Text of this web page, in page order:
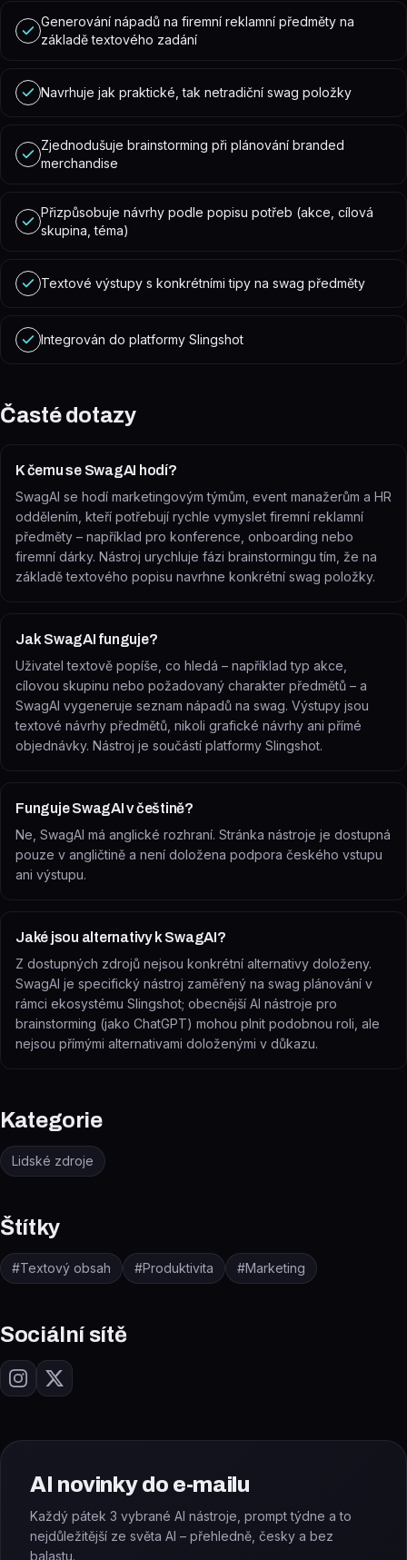
Generování nápadů na firemní reklamní předměty na
základě textového zadání
Navrhuje jak praktické, tak netradiční swag položky
Zjednodušuje brainstorming při plánování branded
merchandise
Přizpůsobuje návrhy podle popisu potřeb (akce, cílová
skupina, téma)
Textové výstupy s konkrétními tipy na swag předměty
Integrován do platformy Slingshot
Časté dotazy
K čemu se SwagAI hodí?
SwagAI se hodí marketingovým týmům, event manažerům a HR
oddělením, kteří potřebují rychle vymyslet firemní reklamní
předměty – například pro konference, onboarding nebo
firemní dárky. Nástroj urychluje fázi brainstormingu tím, že na
základě textového popisu navrhne konkrétní swag položky.
Jak SwagAI funguje?
Uživatel textově popíše, co hledá – například typ akce,
cílovou skupinu nebo požadovaný charakter předmětů – a
SwagAI vygeneruje seznam nápadů na swag. Výstupy jsou
textové návrhy předmětů, nikoli grafické návrhy ani přímé
objednávky. Nástroj je součástí platformy Slingshot.
Funguje SwagAI v češtině?
Ne, SwagAI má anglické rozhraní. Stránka nástroje je dostupná
pouze v angličtině a není doložena podpora českého vstupu
ani výstupu.
Jaké jsou alternativy k SwagAI?
Z dostupných zdrojů nejsou konkrétní alternativy doloženy.
SwagAI je specifický nástroj zaměřený na swag plánování v
rámci ekosystému Slingshot; obecnější AI nástroje pro
brainstorming (jako ChatGPT) mohou plnit podobnou roli, ale
nejsou přímými alternativami doloženými v důkazu.
Kategorie
Lidské zdroje
Štítky
#Textový obsah #Produktivita #Marketing
Sociální sítě
AI novinky do e-mailu
Každý pátek 3 vybrané AI nástroje, prompt týdne a to
nejdůležitější ze světa AI – přehledně, česky a bez
balastu.